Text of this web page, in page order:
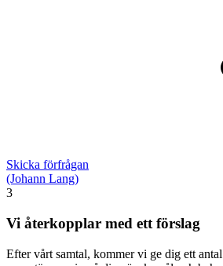
Skicka förfrågan
(Johann Lang)
3
Vi återkopplar med ett förslag
Efter vårt samtal, kommer vi ge dig ett